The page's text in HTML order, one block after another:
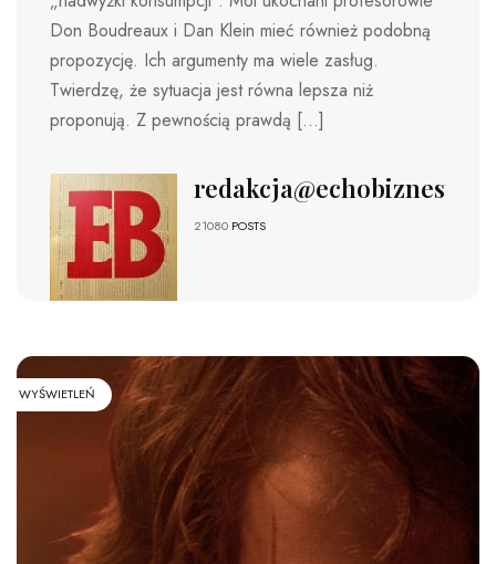
Don Boudreaux i Dan Klein mieć również podobną
propozycję. Ich argumenty ma wiele zasług.
Twierdzę, że sytuacja jest równa lepsza niż
proponują. Z pewnością prawdą […]
redakcja@echobiznesu.pl
21080 POSTS
WYŚWIETLEŃ